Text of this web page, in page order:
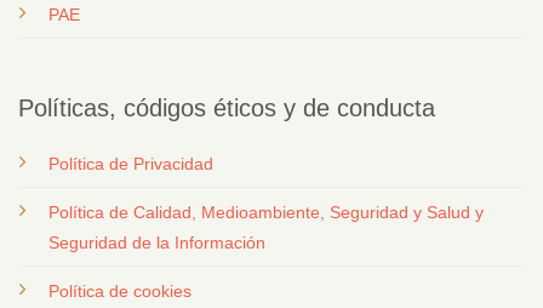
PAE
Políticas, códigos éticos y de conducta
Política de Privacidad
Política de Calidad, Medioambiente, Seguridad y Salud y
Seguridad de la Información
Política de cookies